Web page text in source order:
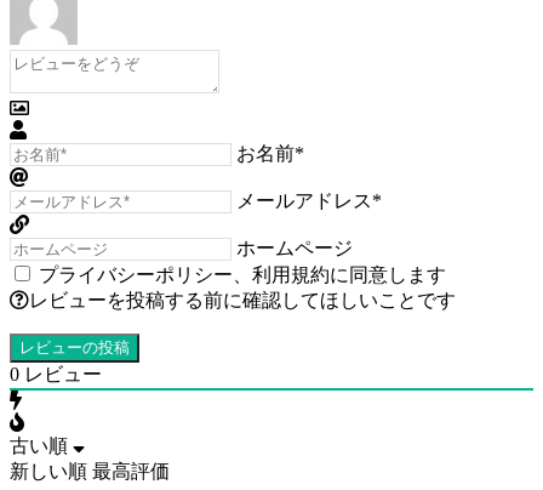
お名前*
メールアドレス*
ホームページ
プライバシーポリシー
利用規約に同意します
レビューを投稿する前に確認してほしいことです
0 レビュー
古い順
新しい順 最高評価